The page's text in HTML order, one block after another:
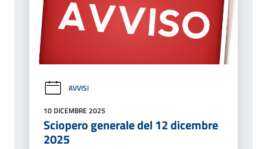
AVVISI
10 DICEMBRE 2025
Sciopero generale del 12 dicembre
2025